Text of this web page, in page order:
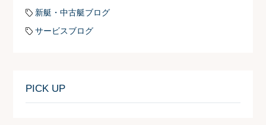
新艇・中古艇ブログ
サービスブログ
PICK UP